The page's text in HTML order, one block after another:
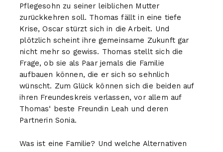
Pflegesohn zu seiner leiblichen Mutter
zurückkehren soll. Thomas fällt in eine tiefe
Krise, Oscar stürzt sich in die Arbeit. Und
plötzlich scheint ihre gemeinsame Zukunft gar
nicht mehr so gewiss. Thomas stellt sich die
Frage, ob sie als Paar jemals die Familie
aufbauen können, die er sich so sehnlich
wünscht. Zum Glück können sich die beiden auf
ihren Freundeskreis verlassen, vor allem auf
Thomas‘ beste Freundin Leah und deren
Partnerin Sonia.
Was ist eine Familie? Und welche Alternativen